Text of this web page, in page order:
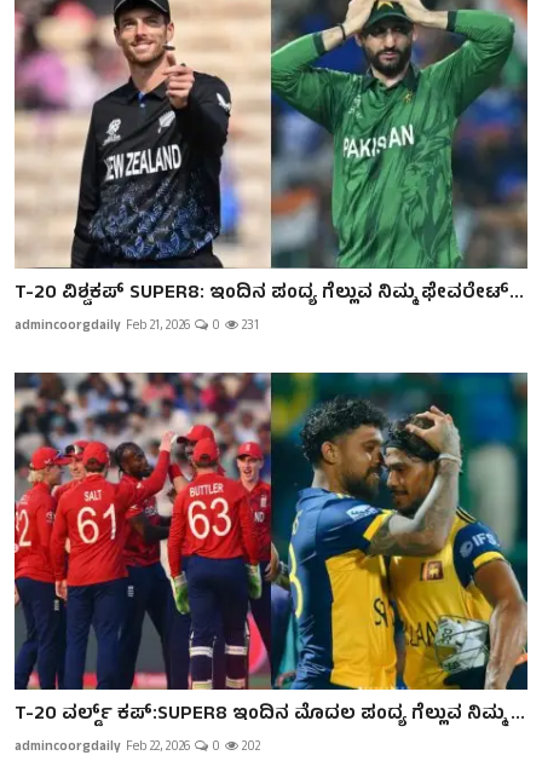
T-20 ವಿಶ್ವಕಪ್ SUPER8: ಇಂದಿನ ಪಂದ್ಯ ಗೆಲ್ಲುವ ನಿಮ್ಮ ಫೇವರೇಟ್...
admincoorgdaily Feb 21, 2026 0 231
T-20 ವರ್ಲ್ಡ್ ಕಪ್:SUPER8 ಇಂದಿನ ಮೊದಲ ಪಂದ್ಯ ಗೆಲ್ಲುವ ನಿಮ್ಮ ...
admincoorgdaily Feb 22, 2026 0 202